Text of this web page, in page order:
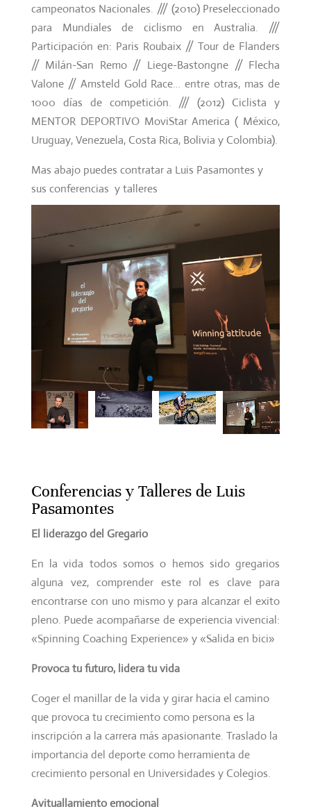
campeonatos Nacionales. /// (2010) Preseleccionado
para Mundiales de ciclismo en Australia. ///
Participación en: Paris Roubaix // Tour de Flanders
// Milán-San Remo // Liege-Bastongne // Flecha
Valone // Amsteld Gold Race… entre otras, mas de
1000 días de competición. /// (2012) Ciclista y
MENTOR DEPORTIVO MoviStar America ( México,
Uruguay, Venezuela, Costa Rica, Bolivia y Colombia).
Mas abajo puedes contratar a Luis Pasamontes y
sus conferencias y talleres
Conferencias y Talleres de Luis
Pasamontes
El liderazgo del Gregario
En la vida todos somos o hemos sido gregarios
alguna vez, comprender este rol es clave para
encontrarse con uno mismo y para alcanzar el exito
pleno. Puede acompañarse de experiencia vivencial:
«Spinning Coaching Experience» y «Salida en bici»
Provoca tu futuro, lidera tu vida
Coger el manillar de la vida y girar hacia el camino
que provoca tu crecimiento como persona es la
inscripción a la carrera más apasionante. Traslado la
importancia del deporte como herramienta de
crecimiento personal en Universidades y Colegios.
Avituallamiento emocional